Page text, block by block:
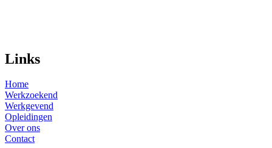
Links
Home
Werkzoekend
Werkgevend
Opleidingen
Over ons
Contact